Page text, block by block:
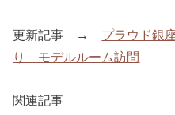
更新記事 → プラウド銀
り モデルルーム訪問
関連記事